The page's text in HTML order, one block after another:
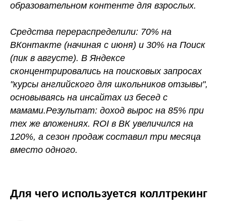
образовательном контенте для взрослых.
Средства перераспределили: 70% на
ВКонтакте (начиная с июня) и 30% на Поиск
(пик в августе). В Яндексе
сконцентрировались на поисковых запросах
"курсы английского для школьников отзывы",
основываясь на инсайтах из бесед с
мамами.Результат: доход вырос на 85% при
тех же вложениях. ROI в ВК увеличился на
120%, а сезон продаж составил три месяца
вместо одного.
Для чего используется коллтрекинг